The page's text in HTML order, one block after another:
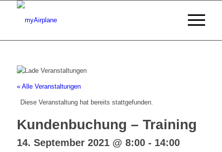
« Alle Veranstaltungen
Diese Veranstaltung hat bereits stattgefunden.
Kundenbuchung – Training
14. September 2021 @ 8:00- 14:00